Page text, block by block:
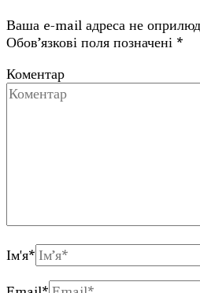
Ваша e-mail адреса не
Обов’язкові поля позначені *
Коментар
Ім'я*